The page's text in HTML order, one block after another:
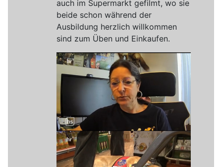
auch im Supermarkt gefilmt, wo sie
beide schon während der
Ausbildung herzlich willkommen
sind zum Üben und Einkaufen.